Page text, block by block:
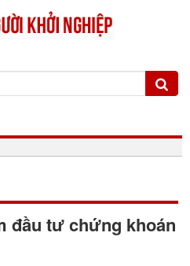
đầu tư chứng khoán